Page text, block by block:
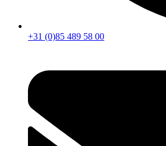
+31 (0)85 489 58 00